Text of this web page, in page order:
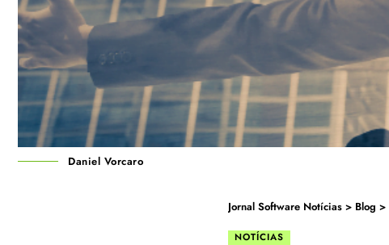
Daniel Vorcaro
Jornal Software Notícias > Blog >
NOTÍCIAS